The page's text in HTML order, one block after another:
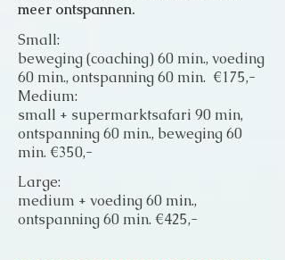
meer ontspannen.
Small:
beweging (coaching) 60 min., voeding
60 min., ontspanning 60 min. €175,-
Medium:
small + supermarktsafari 90 min,
ontspanning 60 min., beweging 60
min. €350,-
Large:
medium + voeding 60 min.,
ontspanning 60 min. €425,-